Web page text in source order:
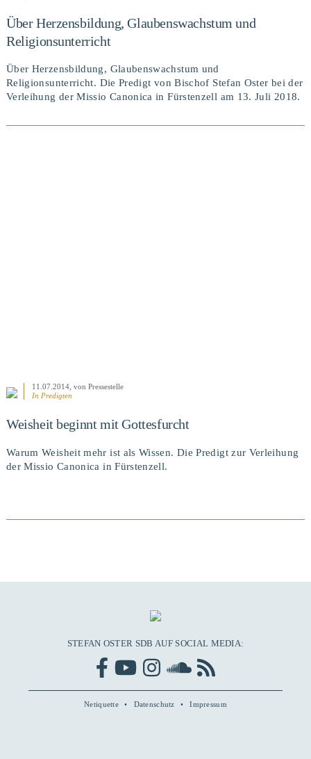
Über Herzensbildung, Glaubenswachstum und
Religionsunterricht
Über Herzensbildung, Glaubenswachstum und
Religionsunterricht. Die Predigt von Bischof Stefan Oster bei der
Verleihung der Missio Canonica in Fürstenzell am 13. Juli 2018.
BEITRAG ANSEHEN
11.07.2014, von Pressestelle
In Predigten
Weisheit beginnt mit Gottesfurcht
Warum Weisheit mehr ist als Wissen. Die Predigt zur Verleihung
der Missio Canonica in Fürstenzell.
STEFAN OSTER SDB AUF SOCIAL MEDIA:
Netiquette Datenschutz Impressum